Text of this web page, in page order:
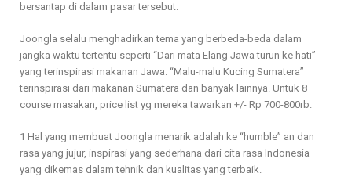
bersantap di dalam pasar tersebut.
Joongla selalu menghadirkan tema yang berbeda-beda dalam
jangka waktu tertentu seperti “Dari mata Elang Jawa turun ke hati”
yang terinspirasi makanan Jawa. “Malu-malu Kucing Sumatera”
terinspirasi dari makanan Sumatera dan banyak lainnya. Untuk 8
course masakan, price list yg mereka tawarkan +/- Rp 700-800rb.
1 Hal yang membuat Joongla menarik adalah ke “humble” an dan
rasa yang jujur, inspirasi yang sederhana dari cita rasa Indonesia
yang dikemas dalam tehnik dan kualitas yang terbaik.